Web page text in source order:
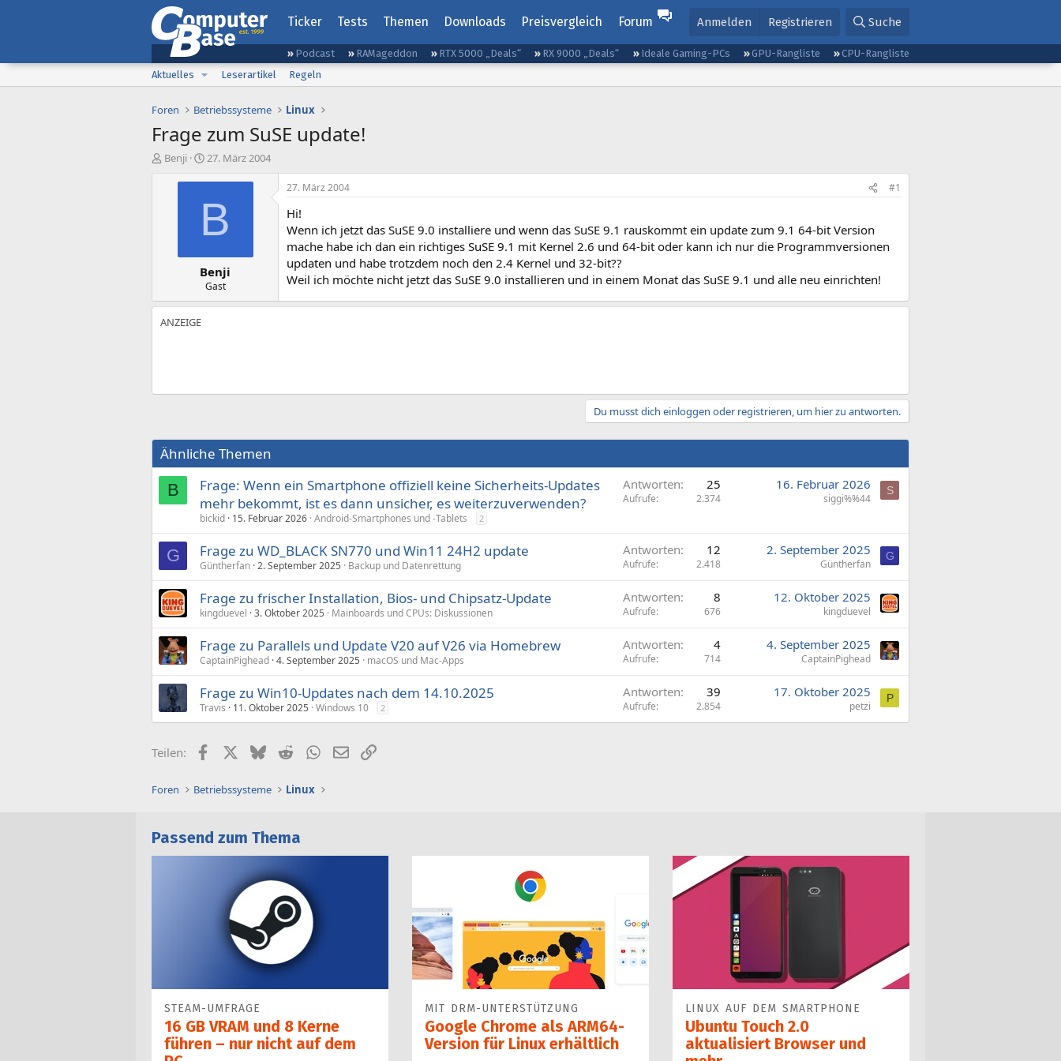
Ticker Tests Themen Downloads Preisvergleich Forum Anmelden Registrieren Suche
Podcast RAMageddon RTX 5000 „Deals“ RX 9000 „Deals“ Ideale Gaming-PCs GPU-Rangliste
CPU-Rangliste
Aktuelles
Leserartikel Regeln
Foren Betriebssysteme Linux
Frage zum SuSE update!
E
Benji
E
s
e
l
t
a
m
27. März 2004
B
Benji
Gast
27. März 2004 #1
Hi!
Wenn ich jetzt das SuSE 9.0 installiere und wenn das SuSE 9.1 rauskommt ein update zum 9.1 64-bit Version
mache habe ich dan ein richtiges SuSE 9.1 mit Kernel 2.6 und 64-bit oder kann ich nur die Programmversionen
updaten und habe trotzdem noch den 2.4 Kernel und 32-bit??
Weil ich möchte nicht jetzt das SuSE 9.0 installieren und in einem Monat das SuSE 9.1 und alle neu einrichten!
Du musst dich einloggen oder registrieren, um hier zu antworten.
Ähnliche Themen
B
Frage: Wenn ein Smartphone offiziell keine Sicherheits-Updates
mehr bekommt, ist es dann unsicher, es weiterzuverwenden?
bickid 15. Februar 2026 Android-Smartphones und -Tablets 2
Antworten 25
Aufrufe 2.374
16. Februar 2026
siggi%%44
S
G Frage zu WD_BLACK SN770 und Win11 24H2 update
Güntherfan 2. September 2025 Backup und Datenrettung
Antworten 12
Aufrufe 2.418
2. September 2025
Güntherfan
G
Frage zu frischer Installation, Bios- und Chipsatz-Update
kingduevel 3. Oktober 2025 Mainboards und CPUs: Diskussionen
Antworten 8
Aufrufe 676
12. Oktober 2025
kingduevel
Frage zu Parallels und Update V20 auf V26 via Homebrew
CaptainPighead 4. September 2025 macOS und Mac-Apps
Antworten 4
Aufrufe 714
4. September 2025
CaptainPighead
Frage zu Win10-Updates nach dem 14.10.2025
Travis 11. Oktober 2025 Windows 10 2
Antworten 39
Aufrufe 2.854
17. Oktober 2025
petzi
P
Teilen: FacebookX (Twitter)
BlueskyRedditWhatsApp
E-MailLink
Foren Betriebssysteme Linux
Passend zum Thema
STEAM-UMFRAGE
16 GB VRAM und 8 Kerne
führen – nur nicht auf dem
MIT DRM-UNTERSTÜTZUNG
Google Chrome als ARM64-
Version für Linux erhältlich
LINUX AUF DEM SMARTPHONE
Ubuntu Touch 2.0
aktualisiert Browser und